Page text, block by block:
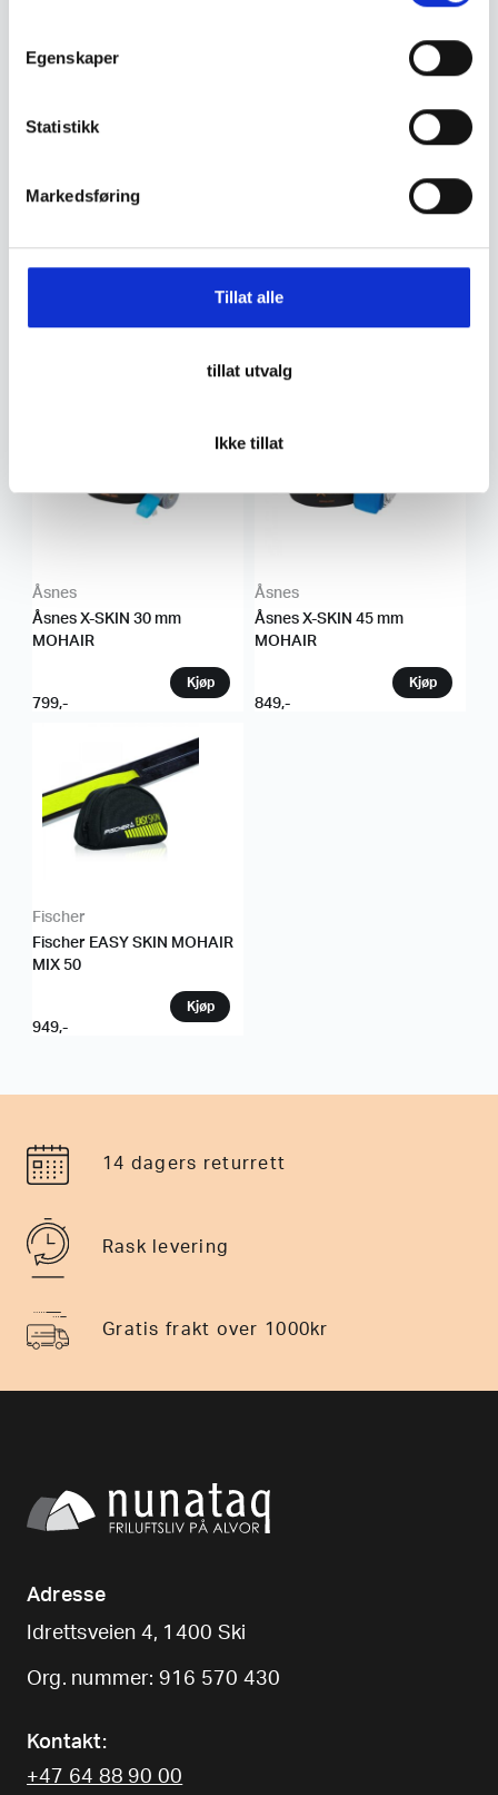
Egenskaper
Statistikk
Markedsføring
Tillat alle
tillat utvalg
Ikke tillat
2.099,-
Åsnes
Åsnes
Åsnes X-SKIN 58 mm NYLON
799,-
Åsnes
Åsnes X-SKIN 30 mm
MOHAIR
799,-
Åsnes
Åsnes X-SKIN 45 mm
MOHAIR
849,-
Fischer
Fischer EASY SKIN MOHAIR
MIX 50
949,-
14 dagers returrett
Rask levering
Gratis frakt over 1000kr
Adresse
Idrettsveien 4, 1400 Ski
Org. nummer: 916 570 430
Kontakt:
+47 64 88 90 00